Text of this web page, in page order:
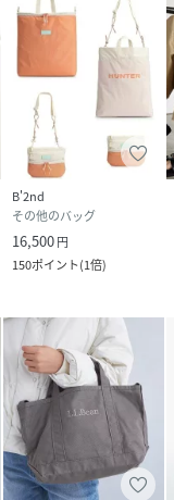
B'2nd
その他のバッグ
16,500円
150ポイント(1倍)